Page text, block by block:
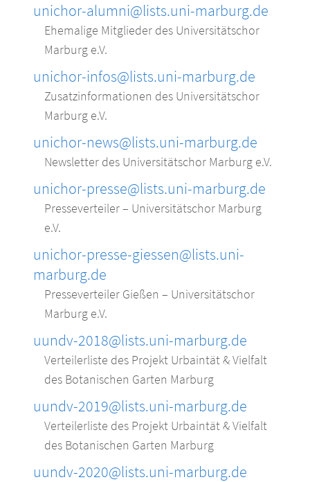
unichor-alumni@lists.uni-marburg.de
Ehemalige Mitglieder des Universitätschor
Marburg e.V.
unichor-infos@lists.uni-marburg.de
Zusatzinformationen des Universitätschor
Marburg e.V.
unichor-news@lists.uni-marburg.de
Newsletter des Universitätschor Marburg e.V.
unichor-presse@lists.uni-marburg.de
Presseverteiler – Universitätschor Marburg
e.V.
unichor-presse-giessen@lists.uni-
marburg.de
Presseverteiler Gießen – Universitätschor
Marburg e.V.
uundv-2018@lists.uni-marburg.de
Verteilerliste des Projekt Urbaintät & Vielfalt
des Botanischen Garten Marburg
uundv-2019@lists.uni-marburg.de
Verteilerliste des Projekt Urbaintät & Vielfalt
des Botanischen Garten Marburg
uundv-2020@lists.uni-marburg.de